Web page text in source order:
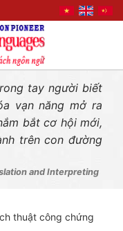
tay người biết
vạn năng mở ra
bắt cơ hội mới,
trên con đường
and Interpreting
thuật công chứng